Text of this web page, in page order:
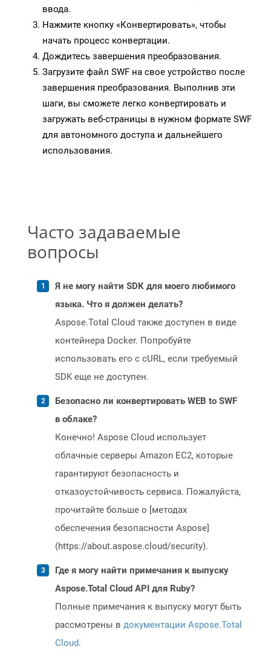
ввода.
Нажмите кнопку «Конвертировать», чтобы
начать процесс конвертации.
Дождитесь завершения преобразования.
Загрузите файл SWF на свое устройство после
завершения преобразования. Выполнив эти
шаги, вы сможете легко конвертировать и
загружать веб-страницы в нужном формате SWF
для автономного доступа и дальнейшего
использования.
Часто задаваемые
вопросы
Я не могу найти SDK для моего любимого
языка. Что я должен делать?
Aspose.Total Cloud также доступен в виде
контейнера Docker. Попробуйте
использовать его с cURL, если требуемый
SDK еще не доступен.
Безопасно ли конвертировать WEB to SWF
в облаке?
Конечно! Aspose Cloud использует
облачные серверы Amazon EC2, которые
гарантируют безопасность и
отказоустойчивость сервиса. Пожалуйста,
прочитайте больше о [методах
обеспечения безопасности Aspose]
(https://about.aspose.cloud/security).
Где я могу найти примечания к выпуску
Aspose.Total Cloud API для Ruby?
Полные примечания к выпуску могут быть
рассмотрены в документации Aspose.Total
Cloud.